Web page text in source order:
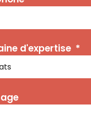
d'expertise